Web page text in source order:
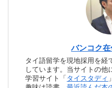
バンコク
タイ語留学を現地採用を経
しています。当サイトの他
学習サイト「 タイスタディ